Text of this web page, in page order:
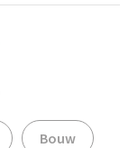
Bouw